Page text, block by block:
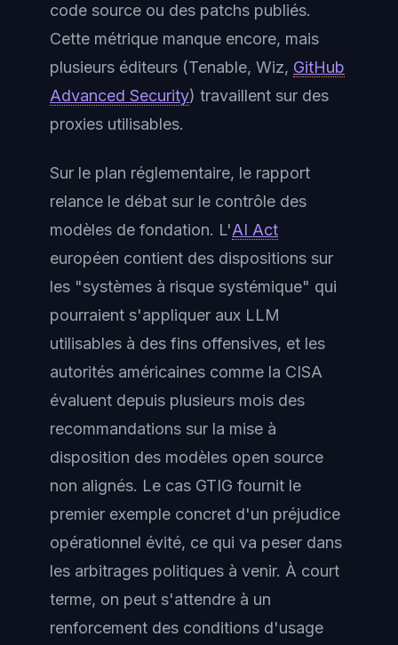
code source ou des patchs publiés.
Cette métrique manque encore, mais
plusieurs éditeurs (Tenable, Wiz, GitHub
Advanced Security) travaillent sur des
proxies utilisables.
Sur le plan réglementaire, le rapport
relance le débat sur le contrôle des
modèles de fondation. L'AI Act
européen contient des dispositions sur
les "systèmes à risque systémique" qui
pourraient s'appliquer aux LLM
utilisables à des fins offensives, et les
autorités américaines comme la CISA
évaluent depuis plusieurs mois des
recommandations sur la mise à
disposition des modèles open source
non alignés. Le cas GTIG fournit le
premier exemple concret d'un préjudice
opérationnel évité, ce qui va peser dans
les arbitrages politiques à venir. À court
terme, on peut s'attendre à un
renforcement des conditions d'usage